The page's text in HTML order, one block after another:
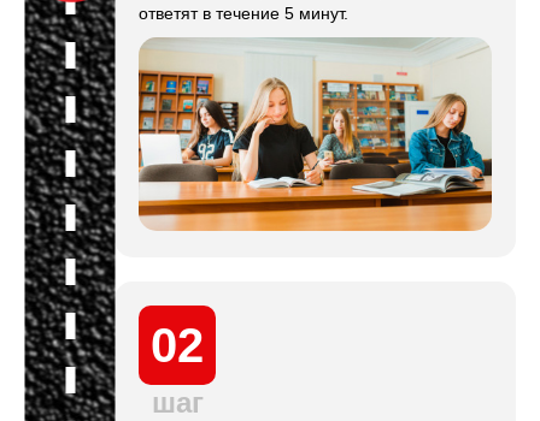
ответят в течение 5 минут.
02
шаг